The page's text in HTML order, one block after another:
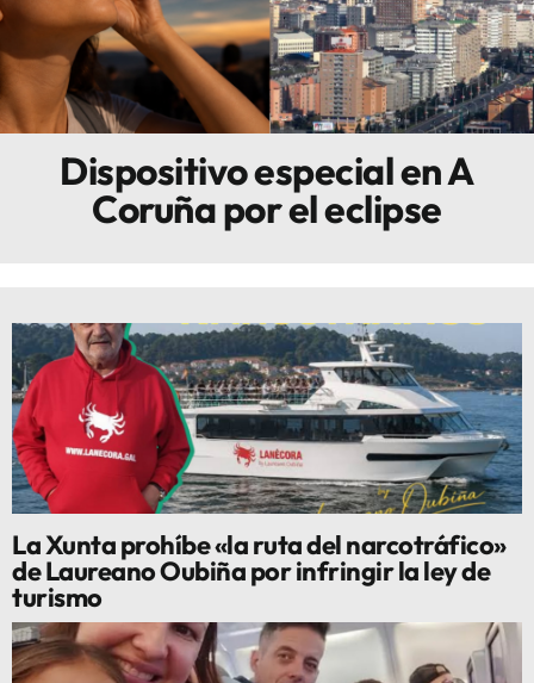
Escenarios
Sostenibilidad
Innova
Dispositivo especial en A
Coruña por el eclipse
La Xunta prohíbe «la ruta del narcotráfico»
de Laureano Oubiña por infringir la ley de
turismo